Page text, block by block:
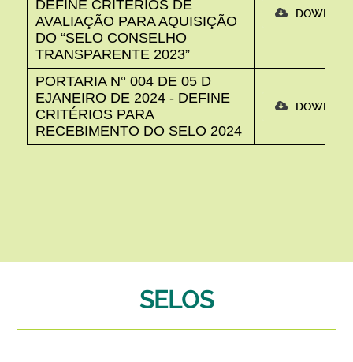
DEFINE CRITÉRIOS DE
AVALIAÇÃO PARA AQUISIÇÃO
DO “SELO CONSELHO
TRANSPARENTE 2023”
PORTARIA N° 004 DE 05 D
EJANEIRO DE 2024 - DEFINE
CRITÉRIOS PARA
RECEBIMENTO DO SELO 2024
SELOS